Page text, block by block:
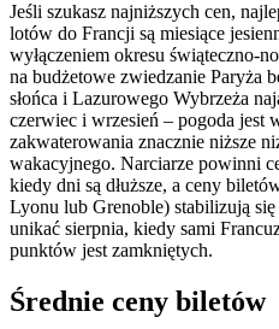
Jeśli szukasz najniższych cen,
lotów do Francji są miesiące
wyłączeniem okresu świąteczno-
na budżetowe zwiedzanie Paryża
słońca i Lazurowego Wybrzeża
czerwiec i wrzesień – pogoda jest
zakwaterowania znacznie niższe
wakacyjnego. Narciarze powinni
kiedy dni są dłuższe, a ceny
Lyonu lub Grenoble) stabilizują
unikać sierpnia, kiedy sami
punktów jest zamkniętych.
Średnie ceny biletów